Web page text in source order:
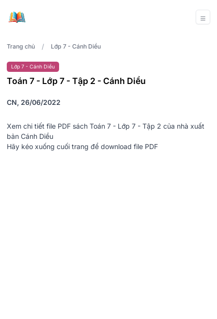
Trang chủ / Lớp 7 - Cánh Diều
Lớp 7 - Cánh Diều
Toán 7 - Lớp 7 - Tập 2 - Cánh Diều
CN, 26/06/2022
Xem chi tiết file PDF sách Toán 7 - Lớp 7 - Tập 2 của nhà xuất
bản Cánh Diều
Hãy kéo xuống cuối trang để download file PDF